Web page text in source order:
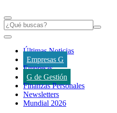
Últimas Noticias
Empresas G
Empresas
G de Gestión
Finanzas Personales
Newsletters
Mundial 2026